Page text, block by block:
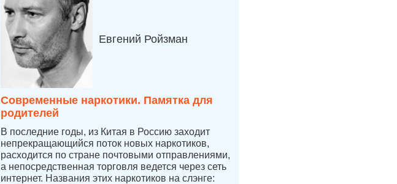
Евгений Ройзман
Современные наркотики. Памятка для
родителей
В последние годы, из Китая в Россию заходит
непрекращающийся поток новых наркотиков,
расходится по стране почтовыми отправлениями,
а непосредственная торговля ведется через сеть
интернет. Названия этих наркотиков на слэнге: